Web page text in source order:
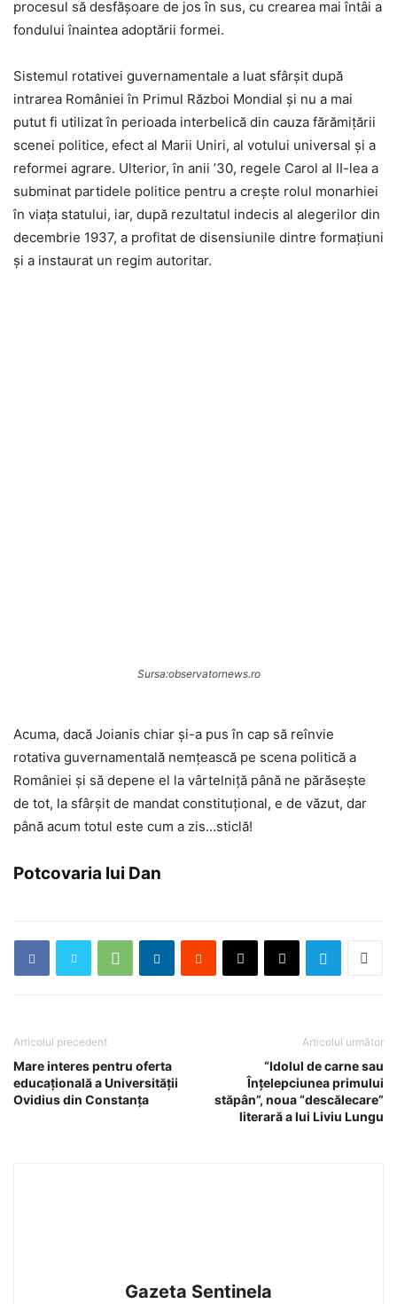
procesul să desfăşoare de jos în sus, cu crearea mai întâi a
fondului înaintea adoptării formei.
Sistemul rotativei guvernamentale a luat sfârşit după
intrarea României în Primul Război Mondial şi nu a mai
putut fi utilizat în perioada interbelică din cauza fărămiţării
scenei politice, efect al Marii Uniri, al votului universal şi a
reformei agrare. Ulterior, în anii ’30, regele Carol al II-lea a
subminat partidele politice pentru a creşte rolul monarhiei
în viaţa statului, iar, după rezultatul indecis al alegerilor din
decembrie 1937, a profitat de disensiunile dintre formaţiuni
şi a instaurat un regim autoritar.
Sursa:observatornews.ro
Acuma, dacă Joianis chiar şi-a pus în cap să reînvie
rotativa guvernamentală nemţească pe scena politică a
României şi să depene el la vârtelniţă până ne părăseşte
de tot, la sfârşit de mandat constituţional, e de văzut, dar
până acum totul este cum a zis…sticlă!
Potcovaria lui Dan
Articolul precedent
Mare interes pentru oferta
educaţională a Universităţii
Ovidius din Constanţa
Articolul următor
“Idolul de carne sau
Înțelepciunea primului
stăpân”, noua “descălecare”
literară a lui Liviu Lungu
Gazeta Sentinela